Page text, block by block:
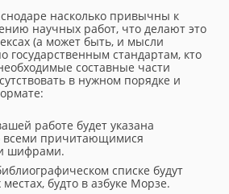
насколько привычны к
научных работ, что делают это
(а может быть, и мысли
государственным стандартам, кто
составные части
в нужном порядке и
работе будет указана
всеми причитающимися
шифрами.
списке будут
будто в азбуке Морзе.